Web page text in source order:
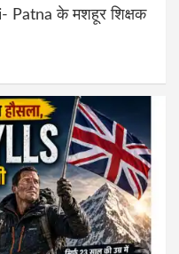
Patna के मशहूर शिक्षक